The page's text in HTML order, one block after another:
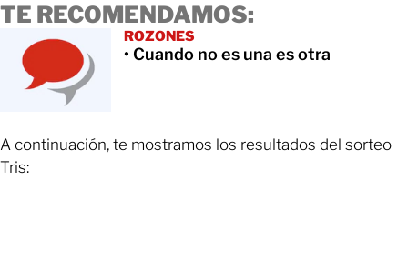
TE RECOMENDAMOS:
ROZONES
• Cuando no es una es otra
A continuación, te mostramos los resultados del sorteo
Tris: